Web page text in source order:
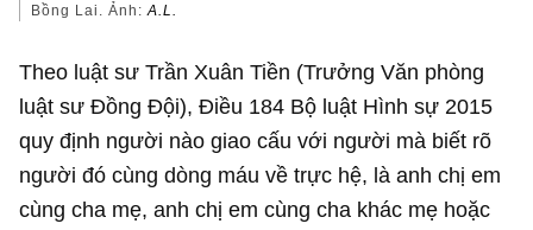
Bồng Lai. Ảnh:A.L.
Theo luật sư Trần Xuân Tiền (Trưởng Văn phòng
luật sư Đồng Đội), Điều 184 Bộ luật Hình sự 2015
quy định người nào giao cấu với người mà biết rõ
người đó cùng dòng máu về trực hệ, là anh chị em
cùng cha mẹ, anh chị em cùng cha khác mẹ hoặc